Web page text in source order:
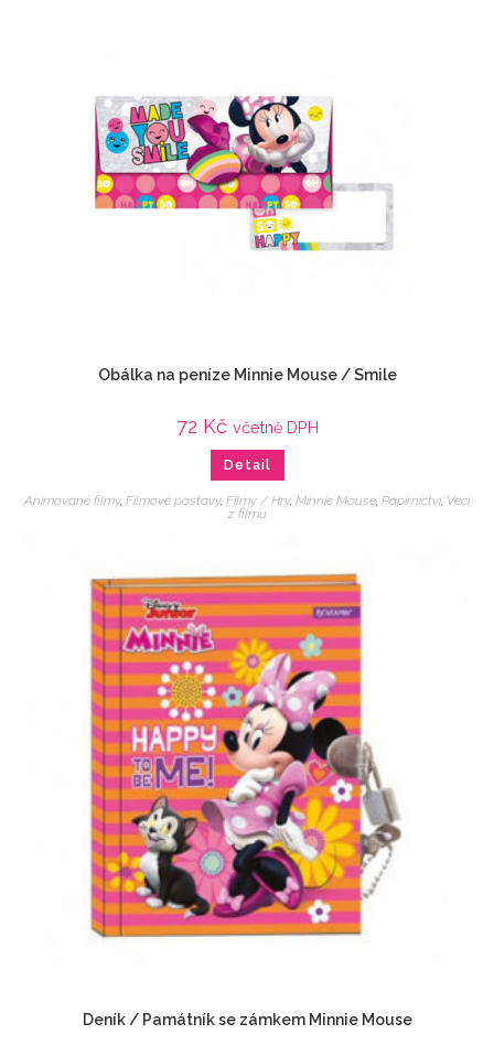
Obálka na peníze Minnie Mouse / Smile
72 Kč včetně DPH
Detail
Animované filmy, Filmové postavy, Filmy / Hry, Minnie Mouse Papírnictví, Veci
z filmu
Deník / Památník se zámkem Minnie Mouse